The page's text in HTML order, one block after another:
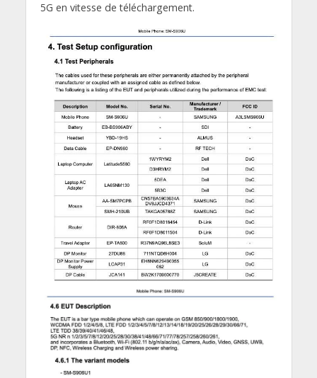
5G en vitesse de téléchargement.